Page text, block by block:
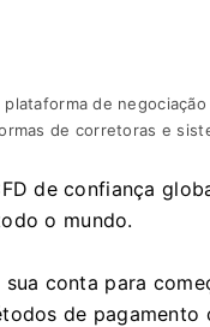
plataforma de
de corretoras e
de confiança
o mundo.
conta para
de